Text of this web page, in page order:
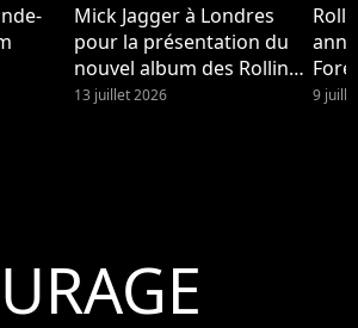
Mick Jagger à Londres
pour la présentation du
nouvel album des Rolling
Stones.
13 juillet 2026 9